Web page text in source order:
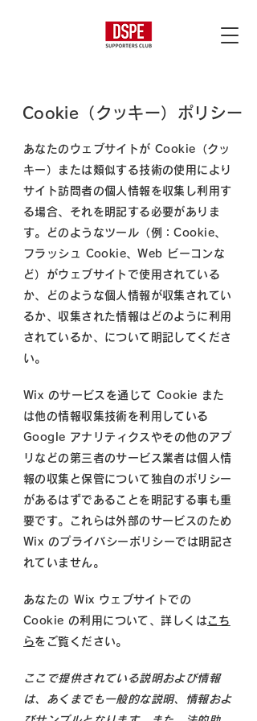
Cookie（クッキー）ポリシー
あなたのウェブサイトが Cookie（クッ
キー）または類似する技術の使用により
サイト訪問者の個人情報を収集し利用す
る場合、それを明記する必要がありま
す。どのようなツール（例：Cookie、
フラッシュ Cookie、Web ビーコンな
ど）がウェブサイトで使用されている
か、どのような個人情報が収集されてい
るか、収集された情報はどのように利用
されているか、について明記してくださ
い。
Wix のサービスを通じて Cookie また
は他の情報収集技術を利用している
Google アナリティクスやその他のアプ
リなどの第三者のサービス業者は個人情
報の収集と保管について独自のポリシー
があるはずであることを明記する事も重
要です。これらは外部のサービスのため
Wix のプライバシーポリシーでは明記さ
れていません。
あなたの Wix ウェブサイトでの
Cookie の利用について、詳しくは こち
らをご覧ください。
ここで提供されている説明および情報
は、あくまでも一般的な説明、情報およ